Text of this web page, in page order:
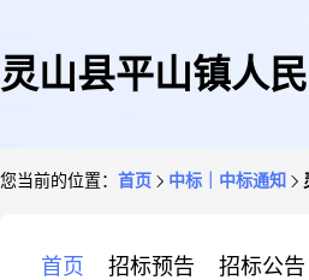
灵山县平山镇人
您当前的位置： 首页 中标｜中标通知
首页 招标预告 招标公告